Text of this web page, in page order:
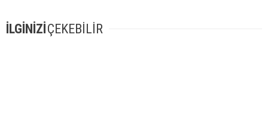
İLGİNİZİÇEKEBİLİR